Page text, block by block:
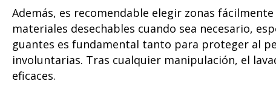
Además, es recomendable elegir zonas
materiales desechables cuando sea necesario,
guantes es fundamental tanto para proteger al
involuntarias. Tras cualquier manipulación, el
eficaces.